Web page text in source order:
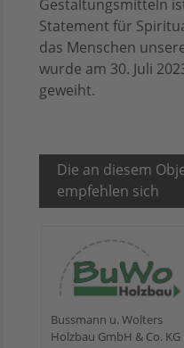
Gestaltungsmitteln
Statement für
das Menschen
wurde am 30. Juli
geweiht.
Die an diesem
empfehlen sich
Bussmann u. Wolters
Holzbau GmbH & Co. KG